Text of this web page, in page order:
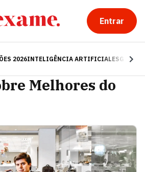
Entrar
2026INTELIGÊNCIA ARTIFICIALESG
Melhores do